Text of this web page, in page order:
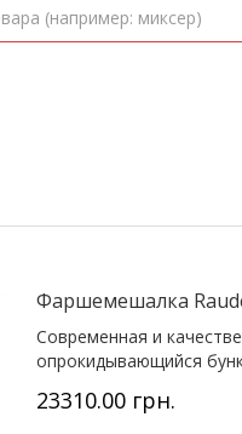
Фаршемешалка
Современная и
опрокидывающийся
23310.00 грн.